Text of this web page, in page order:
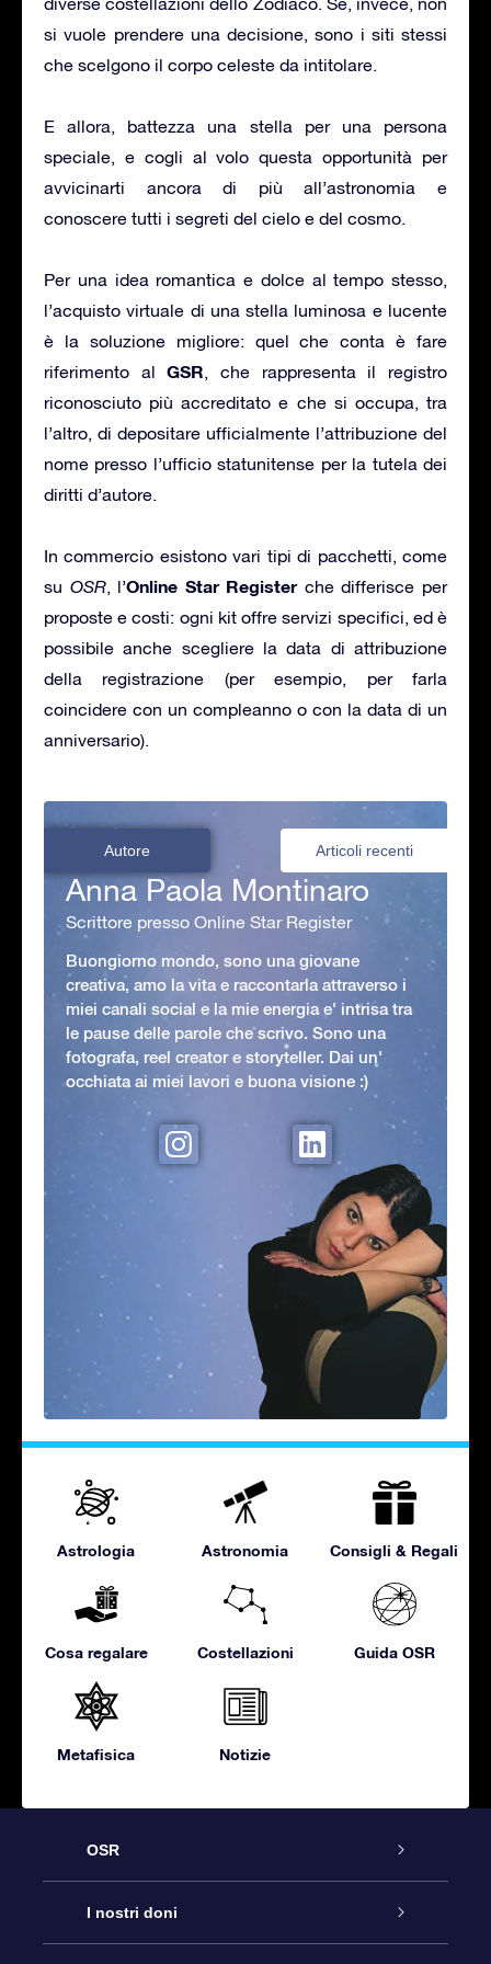
si vuole prendere una decisione, sono i siti stessi
che scelgono il corpo celeste da intitolare.
E allora, battezza una stella per una persona
speciale, e cogli al volo questa opportunità per
avvicinarti ancora di più all’astronomia e
conoscere tutti i segreti del cielo e del cosmo.
Per una idea romantica e dolce al tempo stesso,
l’acquisto virtuale di una stella luminosa e lucente
è la soluzione migliore: quel che conta è fare
riferimento alGSR, che rappresenta il registro
riconosciuto più accreditato e che si occupa, tra
l’altro, di depositare ufficialmente l’attribuzione del
nome presso l’ufficio statunitense per la tutela dei
diritti d’autore.
In commercio esistono vari tipi di pacchetti, come
su OSR, l’Online Star Register che differisce per
proposte e costi: ogni kit offre servizi specifici, ed è
possibile anche scegliere la data di attribuzione
della registrazione (per esempio, per farla
coincidere con un compleanno o con la data di un
anniversario).
Autore Articoli recenti
Anna Paola Montinaro
Scrittore presso Online Star Register
Buongiorno mondo, sono una giovane
creativa, amo la vita e raccontarla attraverso i
miei canali social e la mie energia e' intrisa tra
le pause delle parole che scrivo. Sono una
fotografa, reel creator e storyteller. Dai un'
occhiata ai miei lavori e buona visione :)
Astrologia Astronomia Consigli & Regali
Cosa regalare Costellazioni Guida OSR
Metafisica Notizie
OSR
Assistenza
I nostri doni